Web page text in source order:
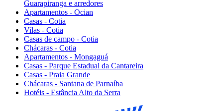
Guarapiranga e arredores
Apartamentos - Ocian
Casas - Cotia
Vilas - Cotia
Casas de campo - Cotia
Chácaras - Cotia
Apartamentos - Mongaguá
Casas - Parque Estadual da Cantareira
Casas - Praia Grande
Chácaras - Santana de Parnaíba
Hotéis - Estância Alto da Serra